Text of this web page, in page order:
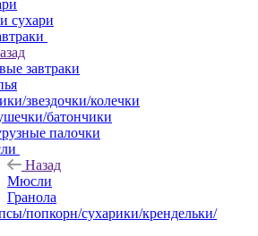
сухари
завтраки
звездочки/колечки
батончики
палочки
Назад
Мюсли
Гранола
попкорн/сухарики/крендельки/